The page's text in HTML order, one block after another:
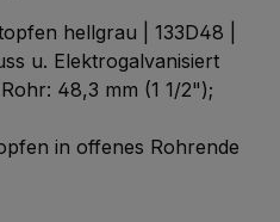
hellgrau | 133D48 |
u. Elektrogalvanisiert
48,3 mm (1 1/2");
in offenes Rohrende